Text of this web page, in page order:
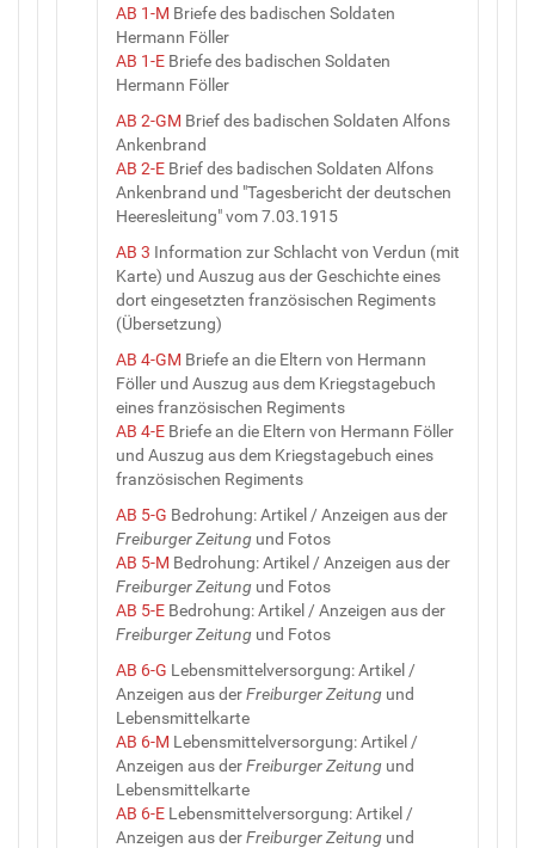
AB 1-M Briefe des badischen Soldaten
Hermann Föller
AB 1-E Briefe des badischen Soldaten
Hermann Föller
AB 2-GM Brief des badischen Soldaten Alfons
Ankenbrand
AB 2-E Brief des badischen Soldaten Alfons
Ankenbrand und "Tagesbericht der deutschen
Heeresleitung" vom 7.03.1915
AB 3 Information zur Schlacht von Verdun (mit
Karte) und Auszug aus der Geschichte eines
dort eingesetzten französischen Regiments
(Übersetzung)
AB 4-GM Briefe an die Eltern von Hermann
Föller und Auszug aus dem Kriegstagebuch
eines französischen Regiments
AB 4-E Briefe an die Eltern von Hermann Föller
und Auszug aus dem Kriegstagebuch eines
französischen Regiments
AB 5-G Bedrohung: Artikel / Anzeigen aus der
Freiburger Zeitung und Fotos
AB 5-M Bedrohung: Artikel / Anzeigen aus der
Freiburger Zeitung und Fotos
AB 5-E Bedrohung: Artikel / Anzeigen aus der
Freiburger Zeitung und Fotos
AB 6-G Lebensmittelversorgung: Artikel /
Anzeigen aus derFreiburger Zeitung und
Lebensmittelkarte
AB 6-M Lebensmittelversorgung: Artikel /
Anzeigen aus derFreiburger Zeitung und
Lebensmittelkarte
AB 6-E Lebensmittelversorgung: Artikel /
Anzeigen aus derFreiburger Zeitung und